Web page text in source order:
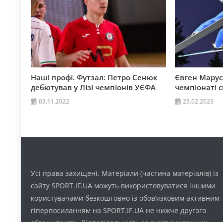
Наші профі. Футзал: Петро Сенюк
дебютував у Лізі чемпіонів УЄФА
03.11.2022
Євген
чемпіонаті
25.02.2023
Усі права захищені. Матеріали (частина матеріалів) із
сайту SPORT.IF.UA можуть використовуватися іншими
користувачами безкоштовно із обов’язковим активним
гіперпосиланням на SPORT.IF.UA не нижче другого